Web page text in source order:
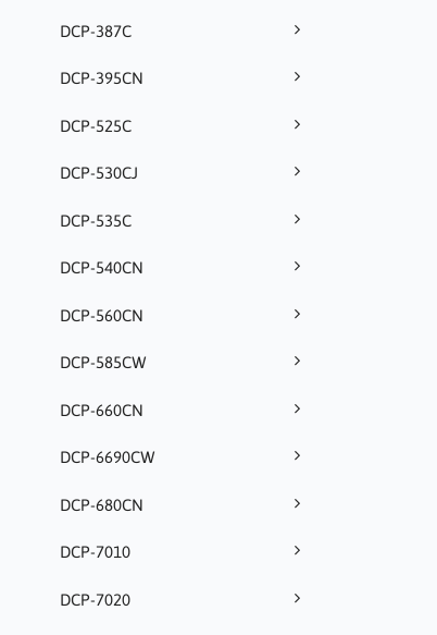
DCP-387C
DCP-395CN
DCP-525C
DCP-530CJ
DCP-535C
DCP-540CN
DCP-560CN
DCP-585CW
DCP-660CN
DCP-6690CW
DCP-680CN
DCP-7010
DCP-7020